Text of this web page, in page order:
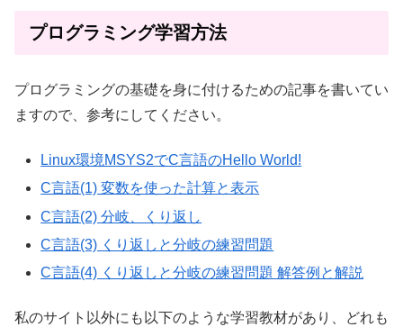
プログラミング学習方法
プログラミングの基礎を身に付けるための記事を書いてい
ますので、参考にしてください。
Linux環境MSYS2でC言語のHello World!
C言語(1) 変数を使った計算と表示
C言語(2) 分岐、くり返し
C言語(3) くり返しと分岐の練習問題
C言語(4) くり返しと分岐の練習問題 解答例と解説
私のサイト以外にも以下のような学習教材があり、どれも